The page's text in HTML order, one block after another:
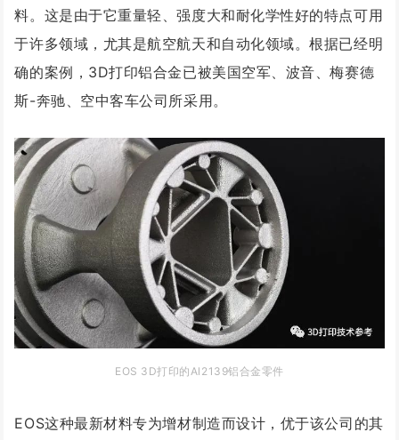
料。这是由于它重量轻、强度大和耐化学性好的特点可用
于许多领域，尤其是航空航天和自动化领域。根据已经明
确的案例，3D打印铝合金已被美国空军、波音、梅赛德
斯-奔驰、空中客车公司所采用。
EOS 3D打印的Al2139铝合金零件
EOS这种最新材料专为增材制造而设计，优于该公司的其